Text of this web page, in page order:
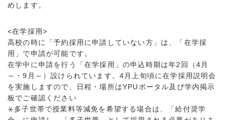
めします。
<在学採用>
高校の時に「予約採用に申請していない方」は、「在学採
用」で申請が可能です。
在学中に申請を行う「在学採用」の申込時期は年2回（4月
～・9月～）設けられています。4月上旬頃に在学採用説明会
を実施しますので、日程・場所はYPUポータル及び学内掲示
板でご確認ください
⚹多子世帯で授業料等減免を希望する場合は、「給付奨学